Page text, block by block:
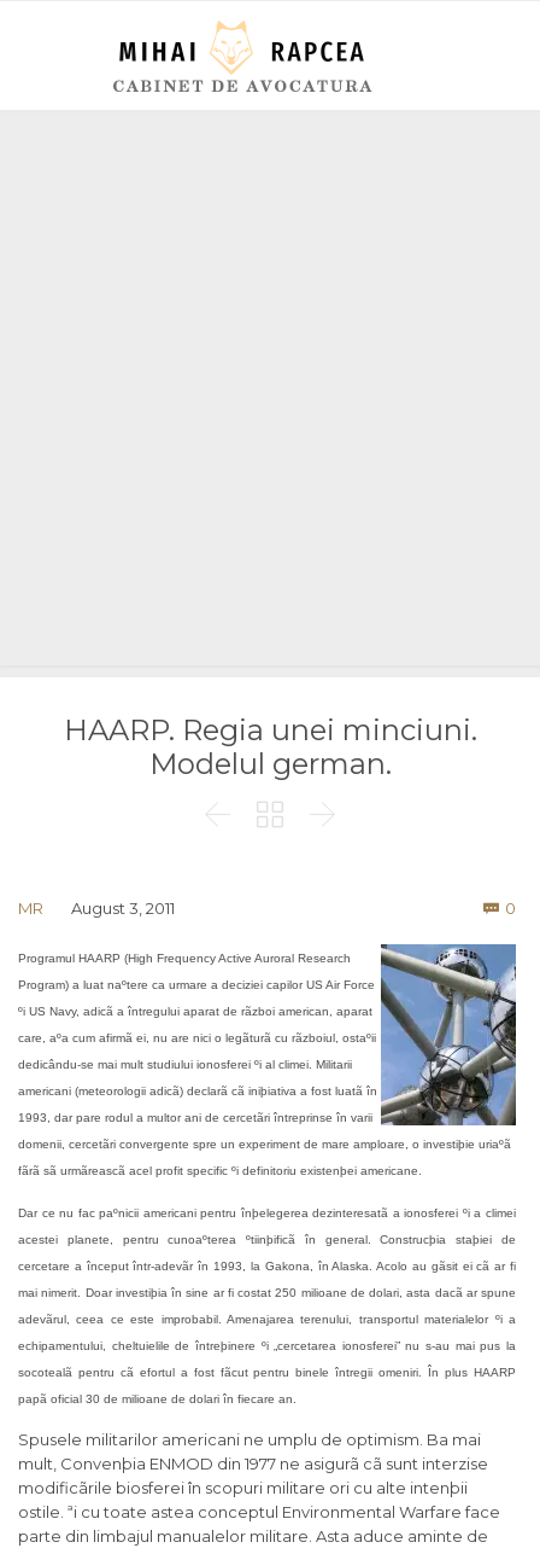
HAARP. Regia unei minciuni.
Modelul german.
  
MR August 3, 2011  0
Programul HAARP (High Frequency Active Auroral Research
Program) a luat naºtere ca urmare a deciziei capilor US Air Force
ºi US Navy, adicã a întregului aparat de rãzboi american, aparat
care, aºa cum afirmã ei, nu are nici o legãturã cu rãzboiul, ostaºii
dedicându-se mai mult studiului ionosferei ºi al climei. Militarii
americani (meteorologii adicã) declarã cã iniþiativa a fost luatã în
1993, dar pare rodul a multor ani de cercetãri întreprinse în varii
domenii, cercetãri convergente spre un experiment de mare amploare, o investiþie uriaºã
fãrã sã urmãreascã acel profit specific ºi definitoriu existenþei americane.
Dar ce nu fac paºnicii americani pentru înþelegerea dezinteresatã a ionosferei ºi a climei
acestei planete, pentru cunoaºterea ºtiinþificã în general. Construcþia staþiei de
cercetare a început într-adevãr în 1993, la Gakona, în Alaska. Acolo au gãsit ei cã ar fi
mai nimerit. Doar investiþia în sine ar fi costat 250 milioane de dolari, asta dacã ar spune
adevãrul, ceea ce este improbabil. Amenajarea terenului, transportul materialelor ºi a
echipamentului, cheltuielile de întreþinere ºi „cercetarea ionosferei” nu s-au mai pus la
socotealã pentru cã efortul a fost fãcut pentru binele întregii omeniri. În plus HAARP
papã oficial 30 de milioane de dolari în fiecare an.
Spusele militarilor americani ne umplu de optimism. Ba mai
mult, Convenþia ENMOD din 1977 ne asigurã cã sunt interzise
modificãrile biosferei în scopuri militare ori cu alte intenþii
ostile. ªi cu toate astea conceptul Environmental Warfare face
parte din limbajul manualelor militare. Asta aduce aminte de